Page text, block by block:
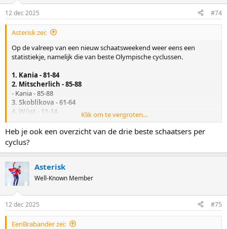
s
:
12 dec 2025 #74
Asterisk zei:
Op de valreep van een nieuw schaatsweekend weer eens een
statistiekje, namelijk die van beste Olympische cyclussen.
1. Kania - 81-84
2. Mitscherlich - 85-88
- Kania - 85-88
3. Skoblikova - 61-64
4. Wüst - 11-14
- Niemann - 91-94
6. Young - 73-76
7. Petroesjeva - 81-84
Geen top 5, maar een top 7, ter nagedachtenis van Petroesjeva.
Klik om te vergroten...
Heb je ook een overzicht van de drie beste schaatsers per
cyclus?
Asterisk
Well-Known Member
12 dec 2025 #75
EenBrabander zei: